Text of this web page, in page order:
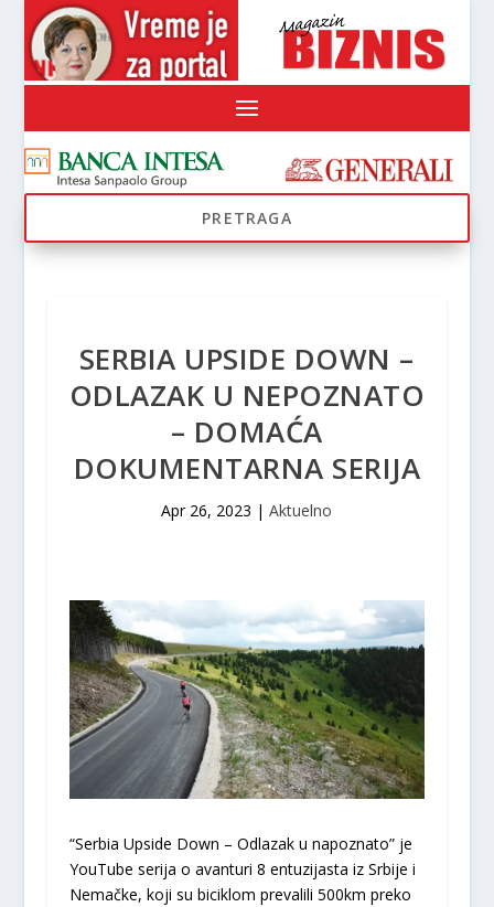
SERBIA UPSIDE DOWN –
ODLAZAK U NEPOZNATO
– DOMAĆA
DOKUMENTARNA SERIJA
Apr 26, 2023 |Aktuelno
“Serbia Upside Down – Odlazak u napoznato” je
YouTube serija o avanturi 8 entuzijasta iz Srbije i
Nemačke, koji su biciklom prevalili 500km preko